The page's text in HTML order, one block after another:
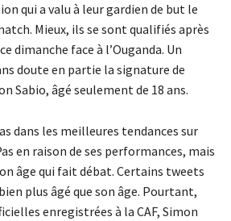
qui a valu à leur gardien de but le
Mieux, ils se sont qualifiés après
dimanche face à l’Ouganda. Un
doute en partie la signature de
Sabio, âgé seulement de 18 ans.
dans les meilleures tendances sur
en raison de ses performances, mais
âge qui fait débat. Certains tweets
plus âgé que son âge. Pourtant,
enregistrées à la CAF, Simon